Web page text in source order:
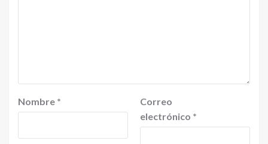
Nombre *
Correo
electrónico *